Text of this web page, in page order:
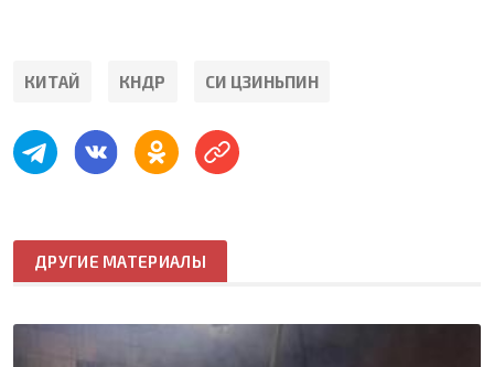
КИТАЙ КНДР СИ ЦЗИНЬПИН
ДРУГИЕ МАТЕРИАЛЫ